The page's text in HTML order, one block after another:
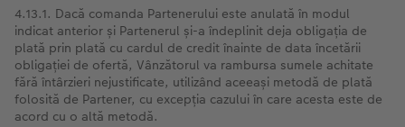
4.13.1. Dacă comanda Partenerului este anulată în modul
indicat anterior și Partenerul și-a îndeplinit deja obligația de
plată prin plată cu cardul de credit înainte de data încetării
obligației de ofertă, Vânzătorul va rambursa sumele achitate
fără întârzieri nejustificate, utilizând aceeași metodă de plată
folosită de Partener, cu excepția cazului în care acesta este de
acord cu o altă metodă.